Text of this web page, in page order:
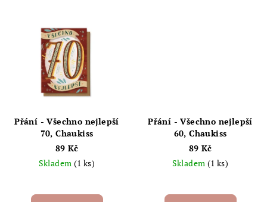
Přání - Všechno nejlepší
70, Chaukiss
89 Kč
Skladem (1 ks)
Přání - Všechno nejlepší
60, Chaukiss
89 Kč
Skladem (1 ks)